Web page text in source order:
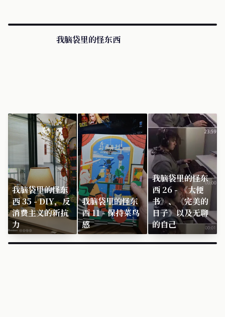
我脑袋里的怪东西
我脑袋里的怪东
西 35 - DIY，反
消费主义的新抗
力
我脑袋里的怪东
西 11 - 保持菜鸟
感
我脑袋里的怪东
西 26 - 《大便
书》、《完美的
日子》以及无聊
的自己